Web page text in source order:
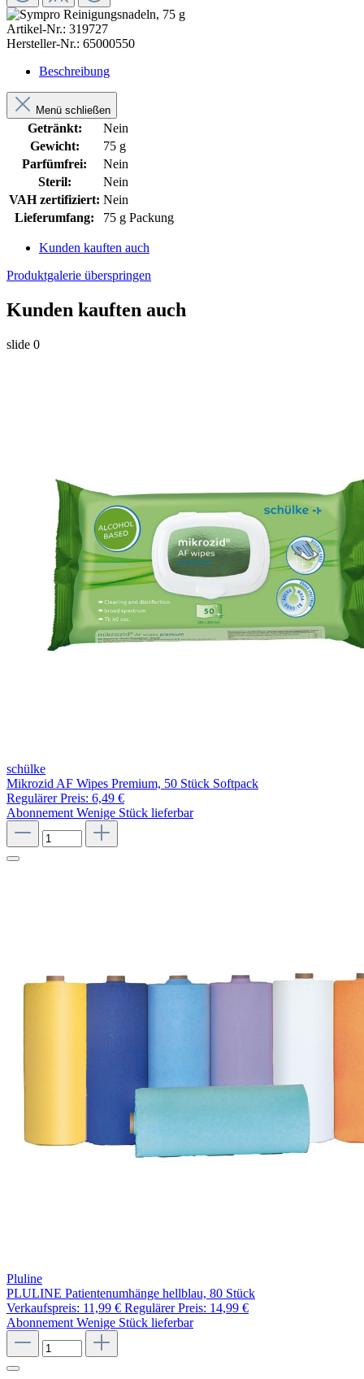
Artikel-Nr.: 319727
Hersteller-Nr.: 65000550
Beschreibung
Menü schließen
Getränkt:
Nein
Gewicht:
75 g
Parfümfrei:
Nein
Steril:
Nein
VAH zertifiziert: Nein
Lieferumfang:
75 g Packung
Kunden kauften auch
Produktgalerie überspringen
Kunden kauften auch
slide 0
schülke
Mikrozid AF Wipes Premium, 50 Stück Softpack
Regulärer Preis: 6,49 €
Abonnement Wenige Stück lieferbar
Pluline
PLULINE Patientenumhänge hellblau, 80 Stück
Verkaufspreis: 11,99 € Regulärer Preis: 14,99 €
Abonnement Wenige Stück lieferbar